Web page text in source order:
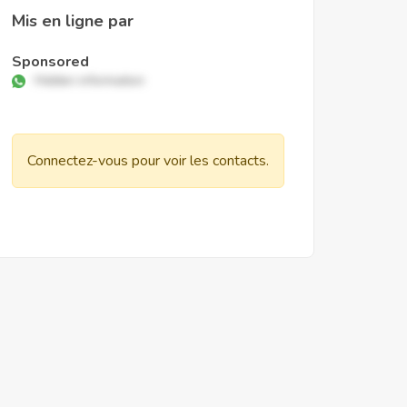
Mis en ligne par
Sponsored
Hidden information
Connectez-vous pour voir les contacts.